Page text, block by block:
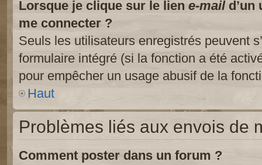
Lorsque je clique sur le lien e-maild’un
me connecter ?
Seuls les utilisateurs enregistrés peuvent
formulaire intégré (si la fonction a été
pour empêcher un usage abusif de la
Haut
Problèmes liés aux envois de
Comment poster dans un forum ?